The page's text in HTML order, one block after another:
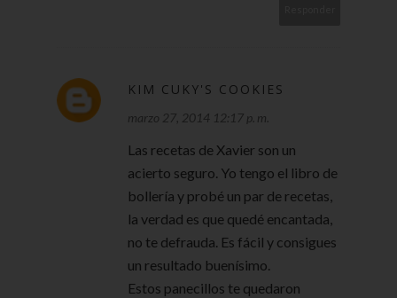
KIM CUKY'S COOKIES
marzo 27, 2014 12:17 p. m.
Las recetas de Xavier son un
acierto seguro. Yo tengo el libro de
bollería y probé un par de recetas,
la verdad es que quedé encantada,
no te defrauda. Es fácil y consigues
un resultado buenísimo.
Estos panecillos te quedaron